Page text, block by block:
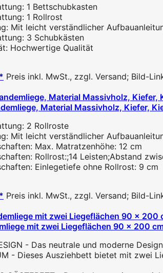
1 Bettschubkasten
1 Rollrost
Mit leicht verständlicher
3 Schubkästen
Hochwertige Qualität
Preis inkl. MwSt., zzgl. Versand; Bild-
Material Massivholz, Kiefer,
2 Rollroste
Mit leicht verständlicher
Max. Matratzenhöhe: 12 cm
Rollrost:;14 Leisten;Abstand
Einlegetiefe ohne Rollrost: 9 cm
Preis inkl. MwSt., zzgl. Versand; Bild-
mit zwei Liegeflächen 90 x 200
- Das neutrale und moderne
- Dieses Ausziehbett bietet mit zwei